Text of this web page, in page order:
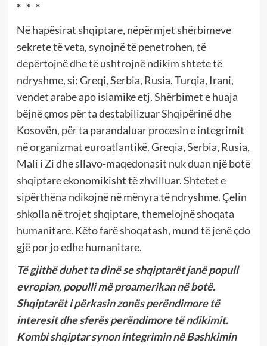
* * *
Në hapësirat shqiptare, nëpërmjet shërbimeve
sekrete të veta, synojnë të penetrohen, të
depërtojnë dhe të ushtrojnë ndikim shtete të
ndryshme, si: Greqi, Serbia, Rusia, Turqia, Irani,
vendet arabe apo islamike etj. Shërbimet e huaja
bëjnë çmos për ta destabilizuar Shqipërinë dhe
Kosovën, për ta parandaluar procesin e integrimit
në organizmat euroatlantikë. Greqia, Serbia, Rusia,
Mali i Zi dhe sllavo-maqedonasit nuk duan një botë
shqiptare ekonomikisht të zhvilluar. Shtetet e
sipërthëna ndikojnë në mënyra të ndryshme. Çelin
shkolla në trojet shqiptare, themelojnë shoqata
humanitare. Këto farë shoqatash, mund të jenë çdo
gjë por jo edhe humanitare.
Të gjithë duhet ta dinë se shqiptarët janë popull
evropian, populli më proamerikan në botë.
Shqiptarët i përkasin zonës perëndimore të
interesit dhe sferës perëndimore të ndikimit.
Kombi shqiptar synon integrimin në Bashkimin